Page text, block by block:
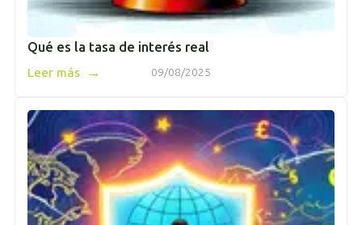
Qué es la tasa de interés real
09/08/2025
Leer más →